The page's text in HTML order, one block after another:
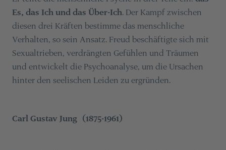
Es, das Ich und das Über-Ich. Der Kampf zwischen
diesen drei Kräften bestimme das menschliche
Verhalten, so sein Ansatz. Freud beschäftigte sich mit
Sexualtrieben, verdrängten Gefühlen und Träumen
und entwickelt die Psychoanalyse, um die Ursachen
hinter den seelischen Leiden zu ergründen.
Carl Gustav Jung (1875-1961)